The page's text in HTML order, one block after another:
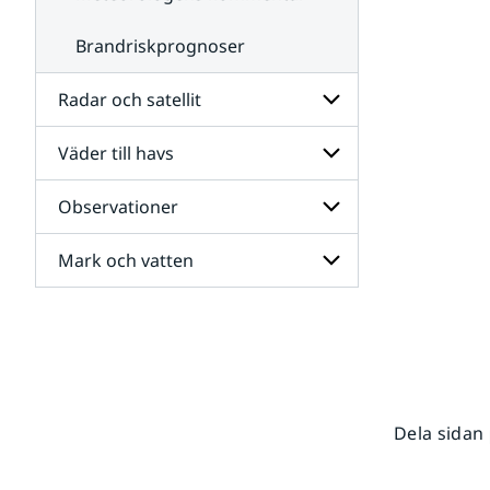
Brandriskprognoser
Radar och satellit
Undersidor
för
Radar
och
satellit
Väder till havs
Undersidor
för
Väder
till
havs
Observationer
Undersidor
för
Mark och vatten
Dela sidan